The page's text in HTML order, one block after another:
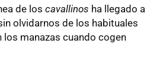
de los cavallinos ha llegado a
olvidarnos de los habituales
los manazas cuando cogen